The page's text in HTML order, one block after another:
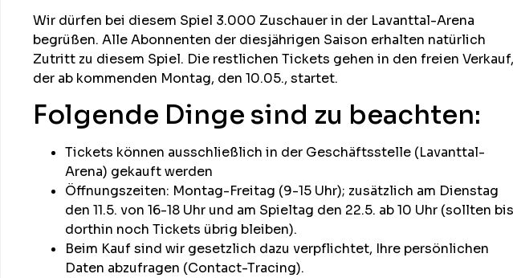
Wir dürfen bei diesem Spiel 3.000 Zuschauer in der Lavanttal-Arena
begrüßen. Alle Abonnenten der diesjährigen Saison erhalten natürlich
Zutritt zu diesem Spiel. Die restlichen Tickets gehen in den freien Verkauf,
der ab kommenden Montag, den 10.05., startet.
Folgende Dinge sind zu beachten:
Tickets können ausschließlich in der Geschäftsstelle (Lavanttal-
Arena) gekauft werden
Öffnungszeiten: Montag-Freitag (9-15 Uhr); zusätzlich am Dienstag
den 11.5. von 16-18 Uhr und am Spieltag den 22.5. ab 10 Uhr (sollten bis
dorthin noch Tickets übrig bleiben).
Beim Kauf sind wir gesetzlich dazu verpflichtet, Ihre persönlichen
Daten abzufragen (Contact-Tracing).